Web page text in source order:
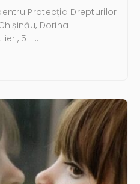
Protecția Drepturilor
Dorina
5 […]